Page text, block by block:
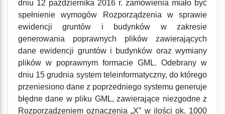
dniu 12 października 2016 r. zamówienia miało być
spełnienie wymogów Rozporządzenia w sprawie
ewidencji gruntów i budynków w zakresie
generowania poprawnych plików zawierających
dane ewidencji gruntów i budynków oraz wymiany
plików w poprawnym formacie GML. Odebrany w
dniu 15 grudnia system teleinformatyczny, do którego
przeniesiono dane z poprzedniego systemu generuje
błędne dane w pliku GML, zawierające niezgodne z
Rozporządzeniem oznaczenia „X” w ilości ok. 1000